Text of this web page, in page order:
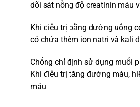
dõi sát nồng độ creatinin máu
Khi điều trị bằng đường uống
có chứa thêm ion natri và kali
Chống chỉ định sử dụng muối
Khi điều trị tăng đường máu,
máu.